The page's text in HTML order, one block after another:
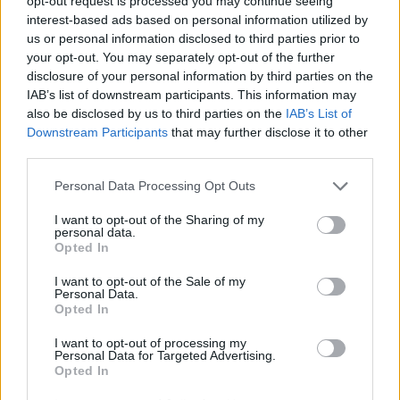
interest-based ads based on personal information utilized by
us or personal information disclosed to third parties prior to
your opt-out. You may separately opt-out of the further
disclosure of your personal information by third parties on the
IAB’s list of downstream participants. This information may
also be disclosed by us to third parties on the IAB’s List of
Downstream Participants that may further disclose it to other
Personal Data Processing Opt Outs
I want to opt-out of the Sharing of my
personal data.
Opted In
I want to opt-out of the Sale of my
Personal Data.
Opted In
I want to opt-out of processing my
Personal Data for Targeted Advertising.
Opted In
SHBA planifikon paketë
prej 1 miliard dollarësh për
Kolumbinë pas zgjedhjes
së Abelardo de la
Esprielës
Zelensky në Beograd për
takimin me Vuçiçin: Kievi
synon ta largojë Serbinë
nga kampi rus
Gramsh, tre zjarre nën
kontroll pas ndërhyrjes në
Video/ Kamioni e përplas
shkolla, i mituri shpëton
mrekullisht